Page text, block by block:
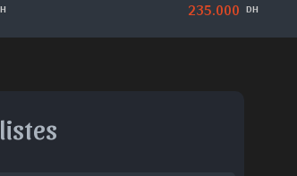
235.000 DH